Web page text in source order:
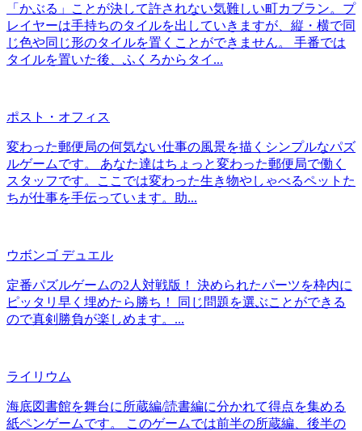
「かぶる」ことが決して許されない気難しい町カブラン。プ
レイヤーは手持ちのタイルを出していきますが、縦・横で同
じ色や同じ形のタイルを置くことができません。 手番では
タイルを置いた後、ふくろからタイ...
ポスト・オフィス
変わった郵便局の何気ない仕事の風景を描くシンプルなパズ
ルゲームです。 あなた達はちょっと変わった郵便局で働く
スタッフです。ここでは変わった生き物やしゃべるペットた
ちが仕事を手伝っています。助...
ウボンゴ デュエル
定番パズルゲームの2人対戦版！ 決められたパーツを枠内に
ピッタリ早く埋めたら勝ち！ 同じ問題を選ぶことができる
ので真剣勝負が楽しめます。...
ライリウム
海底図書館を舞台に所蔵編/読書編に分かれて得点を集める
紙ペンゲームです。 このゲームでは前半の所蔵編、後半の